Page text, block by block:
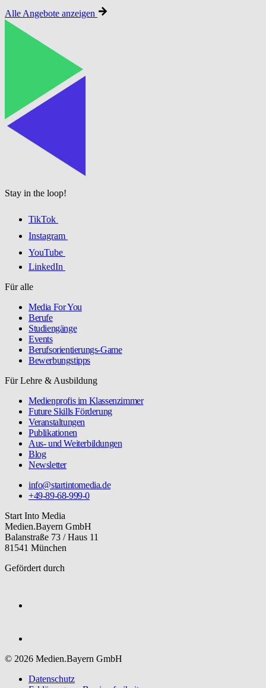
Alle Angebote anzeigen
Stay in the loop!
TikTok
Instagram
YouTube
LinkedIn
Für alle
Media For You
Berufe
Studiengänge
Events
Berufsorientierungs-Game
Bewerbungstipps
Für Lehre & Ausbildung
Medienprofis im Klassenzimmer
Future Skills Förderung
Veranstaltungen
Publikationen
Aus- und Weiterbildungen
Blog
Newsletter
info@startintomedia.de
+49-89-68-999-0
Start Into Media
Medien.Bayern GmbH
Balanstraße 73 / Haus 11
81541 München
Gefördert durch
© 2026 Medien.Bayern GmbH
Datenschutz